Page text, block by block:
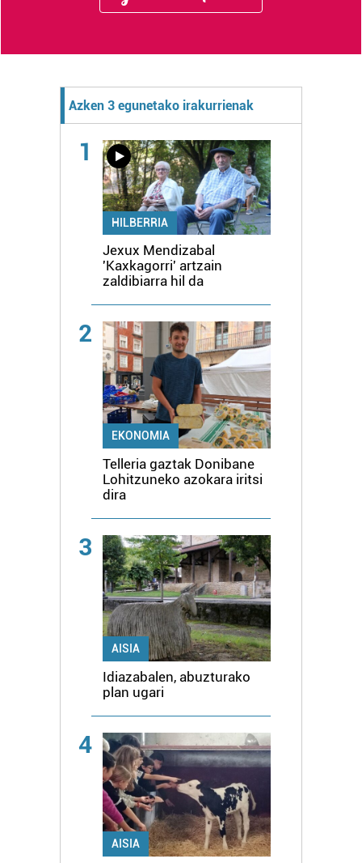
Azken 3 egunetako irakurrienak
1
HILBERRIA
Jexux Mendizabal
'Kaxkagorri' artzain
zaldibiarra hil da
2
EKONOMIA
Telleria gaztak Donibane
Lohitzuneko azokara iritsi
dira
3
AISIA
Idiazabalen, abuzturako
plan ugari
4
AISIA